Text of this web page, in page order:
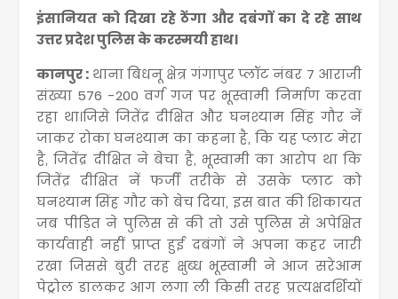
इंसानियत को दिखा रहे ठेंगा और दबंगों का दे रहे साथ
उत्तर प्रदेश पुलिस के करस्मयी हाथ।
कानपुर : थाना बिधनू क्षेत्र गंगापुर प्लॉट नंबर 7 आराजी
संख्या 576 -200 वर्ग गज पर भूस्वामी निर्माण करवा
रहा था।जिसे जितेंद्र दीक्षित और घनश्याम सिंह गौर नें
जाकर रोका घनश्याम का कहना है, कि यह प्लाट मेरा
है, जितेंद्र दीक्षित ने बेचा है, भूस्वामी का आरोप था कि
जितेंद्र दीक्षित नें फर्जी तरीके से उसके प्लाट को
घनश्याम सिंह गौर को बेच दिया, इस बात की शिकायत
जब पीड़ित ने पुलिस से की तो उसे पुलिस से अपेक्षित
कार्यवाही नहीं प्राप्त हुई दबंगों ने अपना कहर जारी
रखा जिससे बुरी तरह क्षुब्ध भूस्वामी ने आज सरेआम
पेट्रोल डालकर आग लगा ली किसी तरह प्रत्यक्षदर्शियों